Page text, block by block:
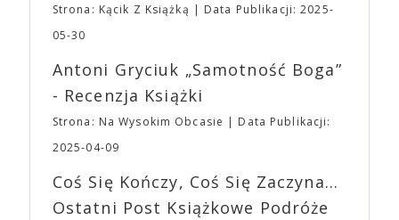
bohaterem własnej historii. W pełni autorska wizja
jednego z najbardziej interesujących współczesnych
(„Joker”, „Ona”) w swojej najbardziej zaskakującej
roli. Twórca kultowych „Dziedzictwo. Hereditary” i
„Midsommar. W biały dzień” zrealizował najbardziej
osobisty film, który pozwolił mu w pełni podzielić
się z widzami swoimi lękami, wizją świata, a przede
„Bo się boi” w kinach od 21 kwietnia.
zakupione na terenie imprezy. Ten zakaz nie będzie
dotyczył jedynie tych, którzy z imprezy wyjść nie
Wystawców i Obsługi. Na terenie hali nie zabraknie
Waszych ulubionych Wystawców serwujących
napoje oraz drobne przekąski a przed halą
planujemy Strefę FoodTrucków. Życzymy Wam
fantastycznego czasu oczekiwania na nadchodzącą
EXPO XXI!
Strona: Kącik Z Książką
Data Publikacji: 2025-
05-30
Antoni Gryciuk „Samotność Boga”
- Recenzja Książki
Strona: Na Wysokim Obcasie
Data Publikacji:
2025-04-09
Coś Się Kończy, Coś Się Zaczyna...
Ostatni Post Książkowe Podróże